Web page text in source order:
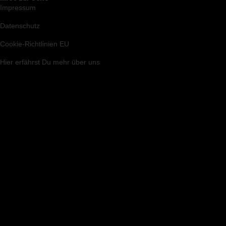
Impressum
Datenschutz
Cookie-Richtlinien EU
Hier erfährst Du mehr über uns